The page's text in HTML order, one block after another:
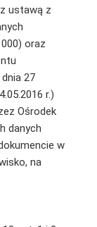
ustawą z
oraz
27
r.)
Ośrodek
danych
w
na